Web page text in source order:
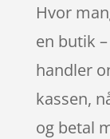
Hvor
en butik
handler
kassen,
og betal